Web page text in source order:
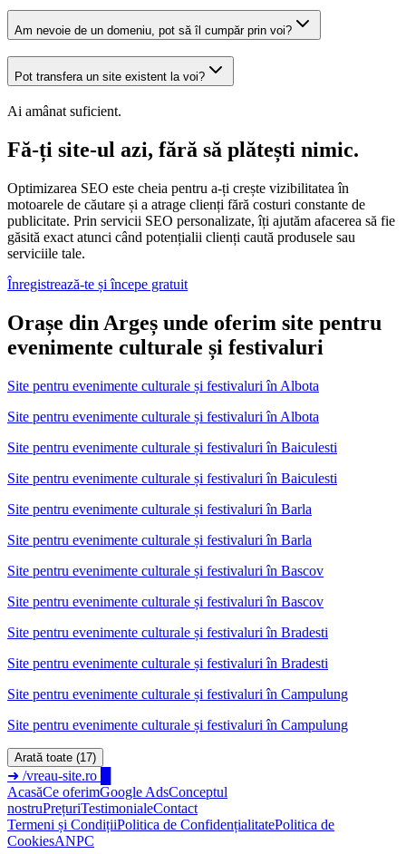
Am nevoie de un domeniu, pot să îl cumpăr prin voi?
Pot transfera un site existent la voi?
Ai amânat suficient.
Fă-ți site-ul azi, fără să plătești nimic.
Optimizarea SEO este cheia pentru a-ți crește vizibilitatea în
motoarele de căutare și a atrage clienți fără costuri constante de
publicitate. Prin servicii SEO personalizate, îți ajutăm afacerea să fie
găsită exact atunci când potențialii clienți caută produsele sau
serviciile tale.
Înregistrează-te și începe gratuit
Orașe din Argeș unde oferim site pentru
evenimente culturale și festivaluri
Site pentru evenimente culturale și festivaluri în Albota
Site pentru evenimente culturale și festivaluri în Albota
Site pentru evenimente culturale și festivaluri în Baiculesti
Site pentru evenimente culturale și festivaluri în Baiculesti
Site pentru evenimente culturale și festivaluri în Barla
Site pentru evenimente culturale și festivaluri în Barla
Site pentru evenimente culturale și festivaluri în Bascov
Site pentru evenimente culturale și festivaluri în Bascov
Site pentru evenimente culturale și festivaluri în Bradesti
Site pentru evenimente culturale și festivaluri în Bradesti
Site pentru evenimente culturale și festivaluri în Campulung
Site pentru evenimente culturale și festivaluri în Campulung
Arată toate (17)
➜ /vreau-site.ro
AcasăCe oferimGoogle AdsConceptul
nostruPrețuriTestimonialeContact
Termeni și CondițiiPolitica de ConfidențialitatePolitica de
CookiesANPC